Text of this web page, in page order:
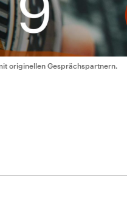
originellen Gesprächspartnern.